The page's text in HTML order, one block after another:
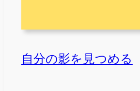
自分の影を見つめる